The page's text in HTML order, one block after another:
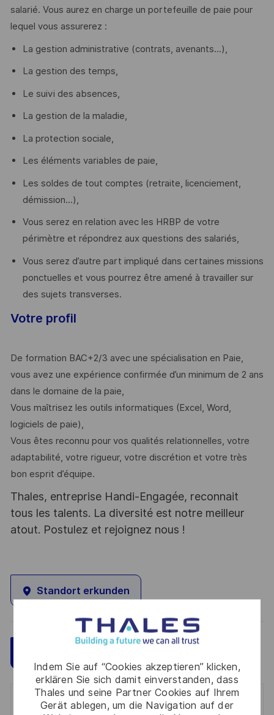
Indem Sie auf “Cookies akzeptieren” klicken,
erklären Sie sich damit einverstanden, dass
Thales und seine Partner Cookies auf Ihrem
Gerät ablegen, um die Navigation auf der
salarié. Vous aurez en charge un portefeuille de paie pour
lequel vous assurerez :
La gestion administrative (contrats, avenants...),
La gestion des temps,
Le suivi des absences,
La gestion de la maladie,
La protection sociale,
Les éléments variables de paie,
Les soldes de tout comptes (retraite, licenciement,
démission...),
Vous serez en relation avec les HRBP de votre
périmètre et répondrez aux questions des salariés,
Vous serez d’autre part impliqué dans certaines missions
ponctuelles et vous pourrez être amené à travailler sur
des sujets transverses.
Votre profil
De formation BAC+2/3 avec une spécialisation en Paie,
vous avez une expérience confirmée d’un minimum de 2 ans
dans le domaine de la paie,
Vous maîtrisez les outils informatiques (Excel, Word,
logiciels de paie),
Vous êtes reconnu pour vos qualités relationnelles, votre
adaptabilité, votre rigueur, votre discrétion et votre très
bon esprit d’équipe.
Thales, entreprise Handi-Engagée, reconnait
tous les talents. La diversité est notre meilleur
atout. Postulez et rejoignez nous !
Standort erkunden
Get notified for similar jobs